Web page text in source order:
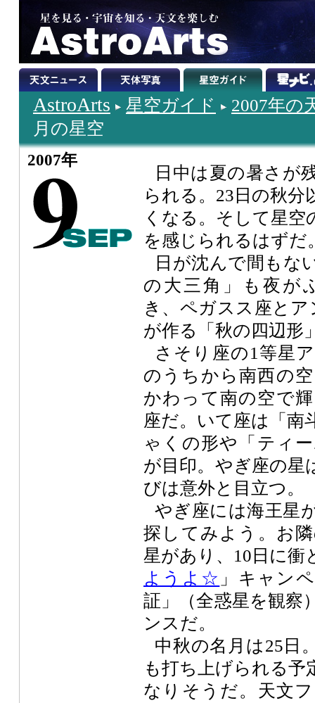
AstroArts 星空ガイド
2007年の
月の星空
2007年
日中は夏の暑さが
られる。23日の秋分
くなる。そして星空
を感じられるはずだ
日が沈んで間もな
の大三角」も夜が
き、ペガスス座と
が作る「秋の四辺形
さそり座の1等星
のうちから南西の
かわって南の空で
座だ。いて座は「南
ゃくの形や「ティ
が目印。やぎ座の星
びは意外と目立つ。
やぎ座には海王星
探してみよう。お
星があり、10日に衝
ようよ☆ 」キャン
証」（全惑星を観察
ンスだ。
中秋の名月は25日
も打ち上げられる予
なりそうだ。天文